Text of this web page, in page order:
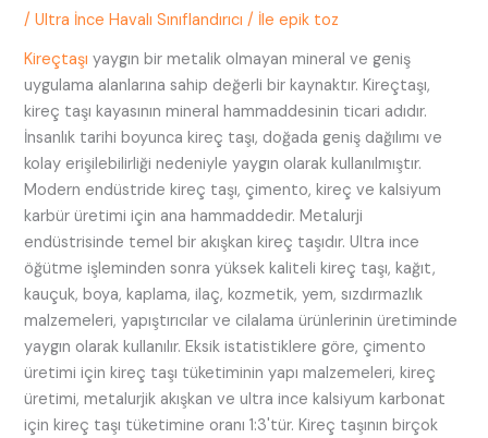
/Ultra İnce Havalı Sınıflandırıcı / İleepik toz
Kireçtaşı yaygın bir metalik olmayan mineral ve geniş
uygulama alanlarına sahip değerli bir kaynaktır. Kireçtaşı,
kireç taşı kayasının mineral hammaddesinin ticari adıdır.
İnsanlık tarihi boyunca kireç taşı, doğada geniş dağılımı ve
kolay erişilebilirliği nedeniyle yaygın olarak kullanılmıştır.
Modern endüstride kireç taşı, çimento, kireç ve kalsiyum
karbür üretimi için ana hammaddedir. Metalurji
endüstrisinde temel bir akışkan kireç taşıdır. Ultra ince
öğütme işleminden sonra yüksek kaliteli kireç taşı, kağıt,
kauçuk, boya, kaplama, ilaç, kozmetik, yem, sızdırmazlık
malzemeleri, yapıştırıcılar ve cilalama ürünlerinin üretiminde
yaygın olarak kullanılır. Eksik istatistiklere göre, çimento
üretimi için kireç taşı tüketiminin yapı malzemeleri, kireç
üretimi, metalurjik akışkan ve ultra ince kalsiyum karbonat
için kireç taşı tüketimine oranı 1:3'tür. Kireç taşının birçok